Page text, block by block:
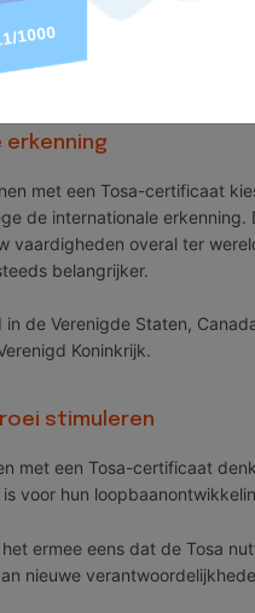
met Tosa-certificaten zegt
vertrouwen in hun
erkenning
met een Tosa-certificaat
de internationale erkenning.
vaardigheden overal ter
belangrijker.
de Verenigde Staten,
Koninkrijk.
stimuleren
met een Tosa-certificaat
voor hun
ermee eens dat de Tosa
nieuwe